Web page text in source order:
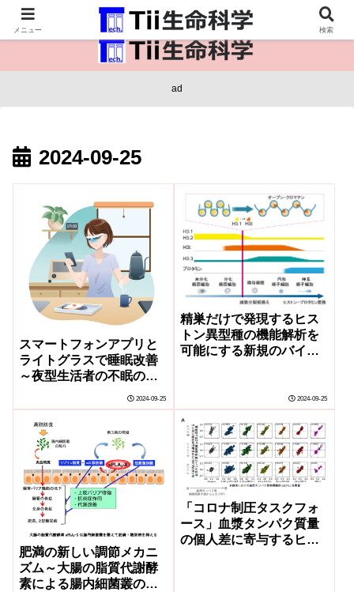
医療保健・生命・生物の情報インフラ。
ad
2024-09-25
スマートフォンアプリと
ライトグラスで睡眠改善
～夜型生活者の不眠の改
2024-09-25
精巣だけで発現するヒス
トン異型種の機能解析を
可能にする新規のバイオ
2024-09-25
肥満の新しい調節メカニ
ズム～大腸の脂質代謝酵
素による腸内細菌叢の変
「コロナ制圧タスクフォ
ース」血漿タンパク質量
の個人差に寄与するヒト
メニュー 検索